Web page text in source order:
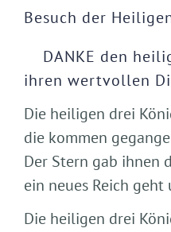
grösseres
Besuch der
DANKE den
ihren wertvollen
Die heiligen drei
die kommen
Der Stern gab ihnen
ein neues Reich geht
Die heiligen drei